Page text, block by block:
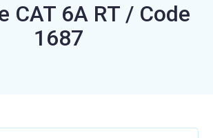
CAT 6A RT / Code
1687